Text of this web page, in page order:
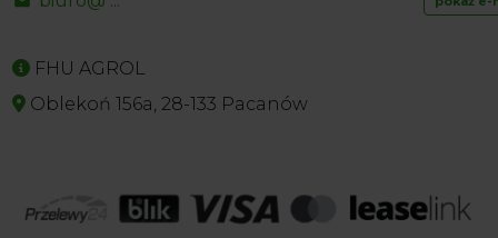
FHU AGROL
Oblekoń 156a, 28-133 Pacanów